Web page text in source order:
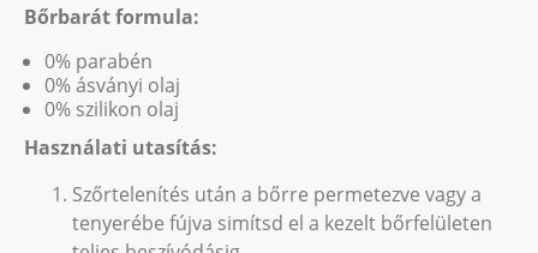
Bőrbarát formula:
0% parabén
0% ásványi olaj
0% szilikon olaj
Használati utasítás:
Szőrtelenítés után a bőrre permetezve vagy a
tenyerébe fújva simítsd el a kezelt bőrfelületen